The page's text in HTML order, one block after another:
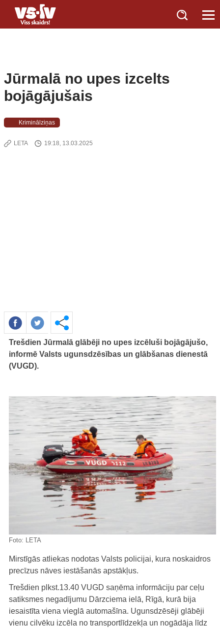
Jūrmalā no upes izcelts
bojāgājušais
Kriminālziņas
LETA 19:18, 13.03.2025
Trešdien Jūrmalā glābēji no upes izcēluši bojāgājušo,
informē Valsts ugunsdzēsības un glābšanas dienestā
(VUGD).
Foto: LETA
Mirstīgās atliekas nodotas Valsts policijai, kura noskaidros
precīzus nāves iestāšanās apstākļus.
Trešdien plkst.13.40 VUGD saņēma informāciju par ceļu
satiksmes negadījumu Dārzciema ielā, Rīgā, kurā bija
iesaistīta viena vieglā automašīna. Ugunsdzēsēji glābēji
vienu cilvēku izcēla no transportlīdzekļa un nogādāja līdz